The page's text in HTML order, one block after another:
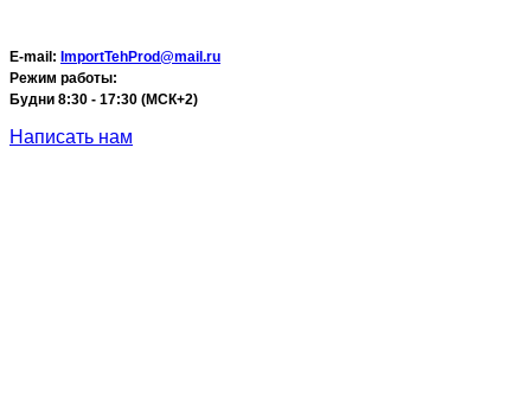
E-mail: ImportTehProd@mail.ru
Режим работы:
Будни 8:30 - 17:30 (МСК+2)
Написать нам